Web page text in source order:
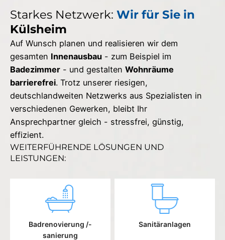
Starkes Netzwerk: Wir für Sie in
Külsheim
Auf Wunsch planen und realisieren wir dem
gesamten Innenausbau - zum Beispiel im
Badezimmer - und gestalten Wohnräume
barrierefrei. Trotz unserer riesigen,
deutschlandweiten Netzwerks aus Spezialisten in
verschiedenen Gewerken, bleibt Ihr
Ansprechpartner gleich - stressfrei, günstig,
effizient.
WEITERFÜHRENDE LÖSUNGEN UND
LEISTUNGEN:
Badrenovierung /-
sanierung
Sanitäranlagen